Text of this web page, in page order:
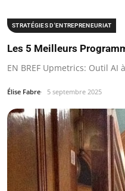
STRATÉGIES D'ENTREPRENEURIAT
Les 5 Meilleurs
EN BREF Upmetrics: Outil
Élise Fabre 5 septembre 2025